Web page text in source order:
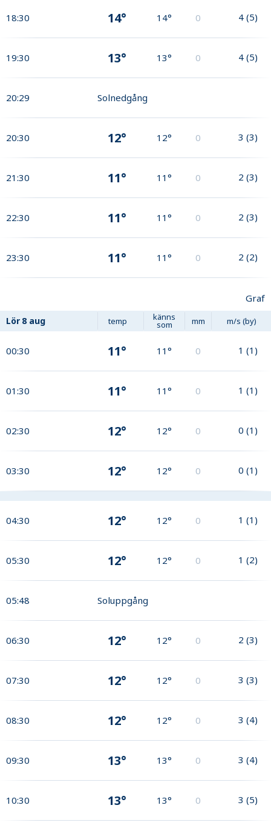
18:30 14° 14° 0 4 (5)
19:30 13° 13° 0 4 (5)
20:29 Solnedgång
20:30 12° 12° 0 3 (3)
21:30 11° 11° 0 2 (3)
22:30 11° 11° 0 2 (3)
23:30 11° 11° 0 2 (2)
Graf
Lör 8 aug temp känns
som mm m/s (by)
00:30 11° 11° 0 1 (1)
01:30 11° 11° 0 1 (1)
02:30 12° 12° 0 0 (1)
03:30 12° 12° 0 0 (1)
04:30 12° 12° 0 1 (1)
05:30 12° 12° 0 1 (2)
05:48 Soluppgång
06:30 12° 12° 0 2 (3)
07:30 12° 12° 0 3 (3)
08:30 12° 12° 0 3 (4)
09:30 13° 13° 0 3 (4)
10:30 13° 13° 0 3 (5)